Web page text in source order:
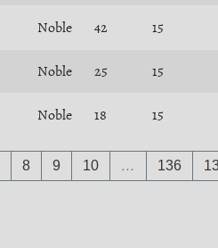
Noble 42 15
Noble 25 15
Noble 18 15
8 9 10 … 136